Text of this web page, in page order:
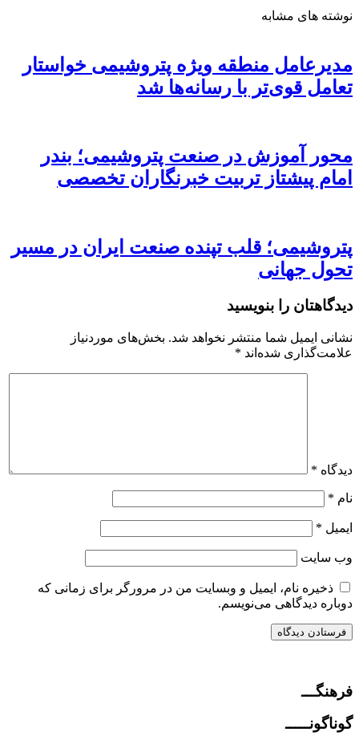
نوشته های مشابه
مدیرعامل منطقه ویژه پتروشیمی خواستار
تعامل قوی‌تر با رسانه‌ها شد
محور آموزش در صنعت پتروشیمی؛ بندر
امام پیشتاز تربیت خبرنگاران تخصصی
پتروشیمی؛ قلب تپنده صنعت ایران در مسیر
تحول جهانی
دیدگاهتان را بنویسید
نشانی ایمیل شما منتشر نخواهد شد. بخش‌های موردنیاز
علامت‌گذاری شده‌اند *
دیدگاه *
نام *
ایمیل *
وب‌ سایت
ذخیره نام، ایمیل و وبسایت من در مرورگر برای زمانی که
دوباره دیدگاهی می‌نویسم.
فرهنگـــ
گوناگونـــــ